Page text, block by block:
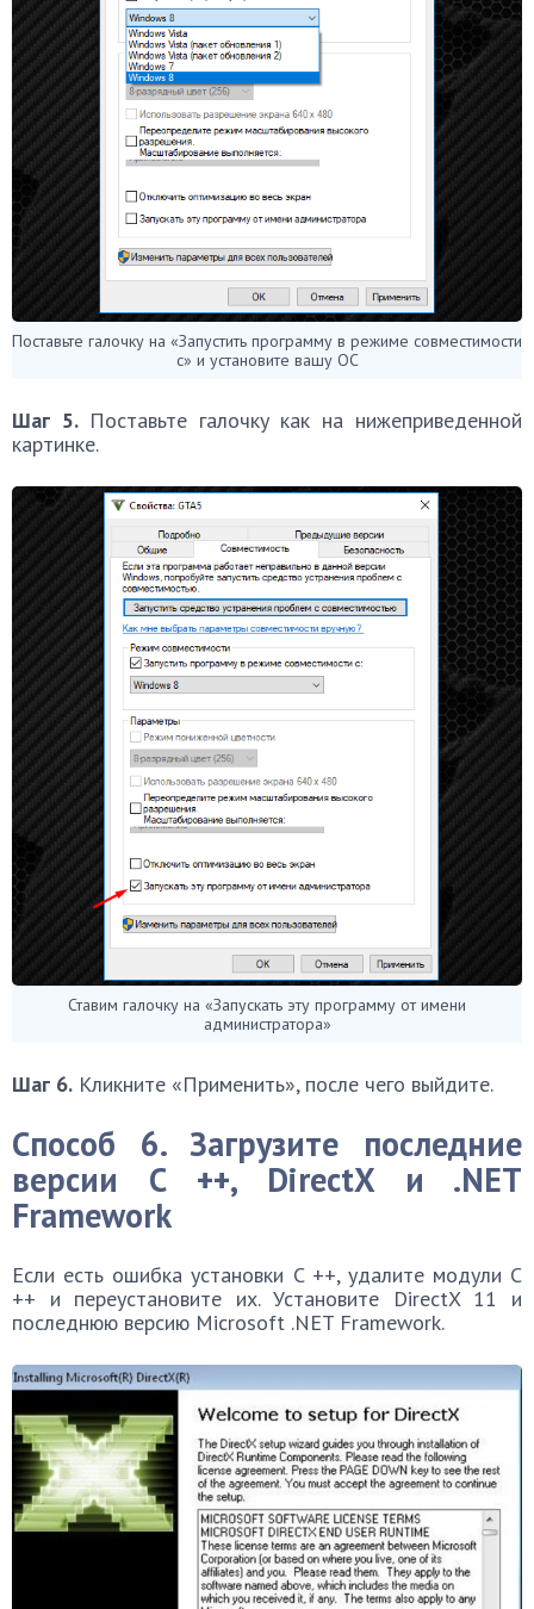
Поставьте галочку на «Запустить программу в режиме совместимости
с» и установите вашу ОС
Шаг 5. Поставьте галочку как на нижеприведенной
картинке.
Ставим галочку на «Запускать эту программу от имени
администратора»
Шаг 6. Кликните «Применить», после чего выйдите.
Способ 6. Загрузите последние
версии C ++, DirectX и .NET
Framework
Если есть ошибка установки C ++, удалите модули C
++ и переустановите их. Установите DirectX 11 и
последнюю версию Microsoft .NET Framework.